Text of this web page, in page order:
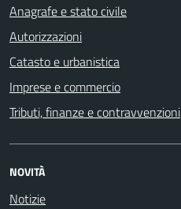
Anagrafe e stato civile
Autorizzazioni
Catasto e urbanistica
Imprese e commercio
Tributi, finanze e contravvenzioni
NOVITÀ
Notizie